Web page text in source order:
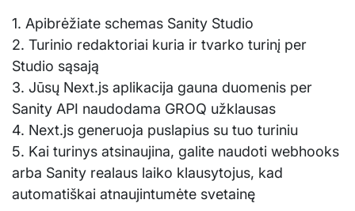
1. Apibrėžiate schemas Sanity Studio
2. Turinio redaktoriai kuria ir tvarko turinį per
Studio sąsają
3. Jūsų Next.js aplikacija gauna duomenis per
Sanity API naudodama GROQ užklausas
4. Next.js generuoja puslapius su tuo turiniu
5. Kai turinys atsinaujina, galite naudoti webhooks
arba Sanity realaus laiko klausytojus, kad
automatiškai atnaujintumėte svetainę